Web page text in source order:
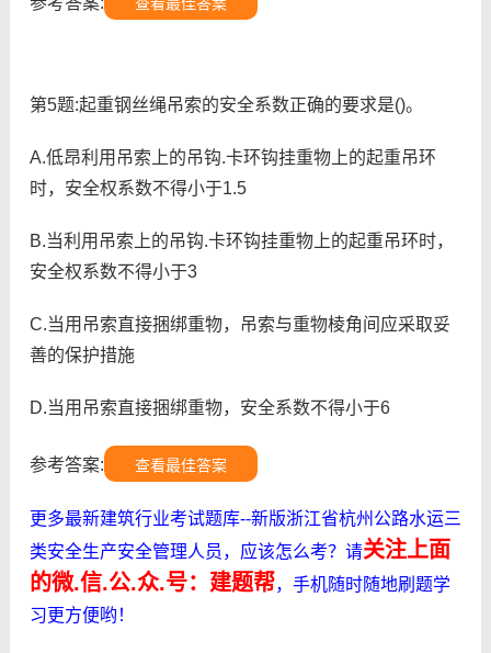
第5题:起重钢丝绳吊索的安全系数正确的要求是()。
A.低昂利用吊索上的吊钩.卡环钩挂重物上的起重吊环
时，安全权系数不得小于1.5
B.当利用吊索上的吊钩.卡环钩挂重物上的起重吊环时，
安全权系数不得小于3
C.当用吊索直接捆绑重物，吊索与重物棱角间应采取妥
善的保护措施
D.当用吊索直接捆绑重物，安全系数不得小于6
参考答案: 查看最佳答案
更多最新建筑行业考试题库--新版浙江省杭州公路水运三
类安全生产安全管理人员，应该怎么考？请关注上面
的微.信.公.众.号：建题帮，手机随时随地刷题学
习更方便哟！